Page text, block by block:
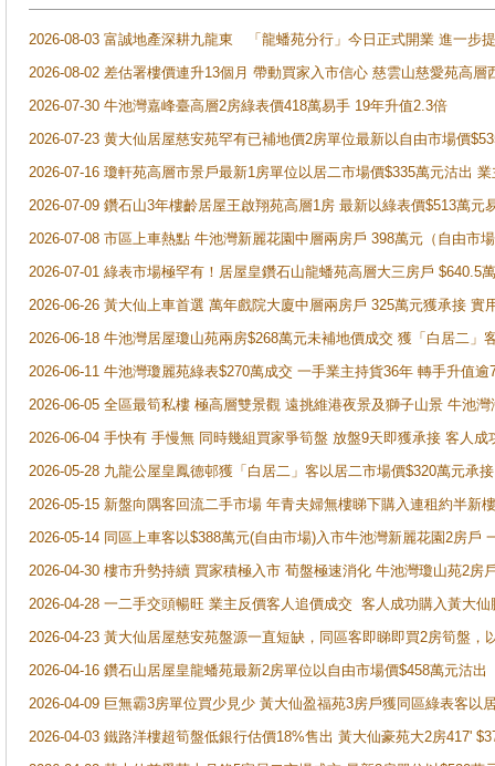
2026-08-03 富誠地產深耕九龍東 「龍蟠苑分行」今日正式開業 進一步
2026-08-02 差估署樓價連升13個月 帶動買家入市信心 慈雲山慈愛苑高層
2026-07-30 牛池灣嘉峰臺高層2房綠表價418萬易手 19年升值2.3倍
2026-07-23 黄大仙居屋慈安苑罕有已補地價2房單位最新以自由市場價
2026-07-16 瓊軒苑高層市景戶最新1房單位以居二市場價$335萬元沽出
2026-07-09 鑽石山3年樓齡居屋王啟翔苑高層1房 最新以綠表價$513萬元
2026-07-08 市區上車熱點 牛池灣新麗花園中層兩房戶 398萬元（自由市
2026-07-01 綠表市場極罕有！居屋皇鑽石山龍蟠苑高層大三房戶
2026-06-26 黃大仙上車首選 萬年戲院大廈中層兩房戶 325萬元獲承接 實
2026-06-18 牛池灣居屋瓊山苑兩房$268萬元未補地價成交 獲「白居二」
2026-06-11 牛池灣瓊麗苑綠表$270萬成交 一手業主持貨36年 轉手升值逾
2026-06-05 全區最筍私樓 極高層雙景觀 遠挑維港夜景及獅子山景 牛池
2026-06-04 手快有 手慢無 同時幾組買家爭筍盤 放盤9天即獲承接 客人
2026-05-28 九龍公屋皇鳳德邨獲「白居二」客以居二市場價$320萬元承接
2026-05-15 新盤向隅客回流二手市場 年青夫婦無樓睇下購入連租約半新
2026-05-14 同區上車客以$388萬元(自由市場)入市牛池灣新麗花園2房戶
2026-04-30 樓市升勢持續 買家積極入市 荀盤極速消化 牛池灣瓊山苑2房
2026-04-28 一二手交頭暢旺 業主反價客人追價成交 客人成功購入黃大
2026-04-23 黃大仙居屋慈安苑盤源一直短缺，同區客即睇即買2房筍盤，
2026-04-16 鑽石山居屋皇龍蟠苑最新2房單位以自由市場價$458萬元沽出
2026-04-09 巨無霸3房單位買少見少 黃大仙盈福苑3房戶獲同區綠表客以
2026-04-03 鐵路洋樓超筍盤低銀行估價18%售出 黃大仙豪苑大2房417'